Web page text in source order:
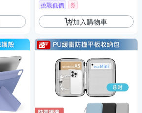
挑戰低價 券
加入購物車